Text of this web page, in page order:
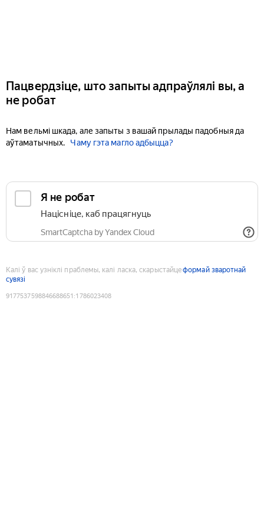
Пацвердзіце, што запыты адпраўлялі вы, а
не робат
Нам вельмі шкада, але запыты з вашай прылады падобныя да
аўтаматычных.
Чаму гэта магло адбыцца?
Я не робат
Націсніце, каб працягнуць
SmartCaptcha by Yandex Cloud
Калі ў вас узніклі праблемы, калі ласка, скарыстайцеформай зваротнай
сувязі
9177537598846688651 :1786023408